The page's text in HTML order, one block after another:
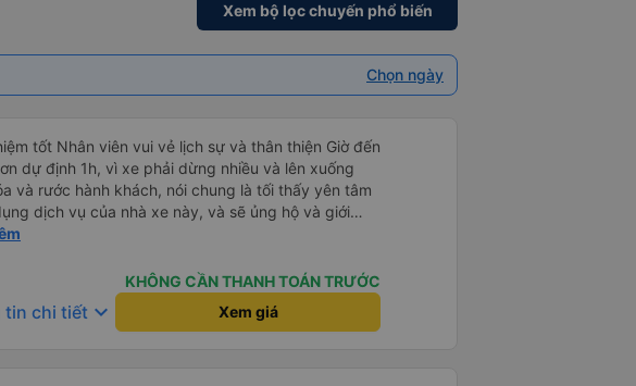
Xem bộ lọc chuyến phổ biến
Chọn ngày
tốt Nhân viên vui vẻ lịch sự và thân thiện Giờ đến
dự định 1h, vì xe phải dừng nhiều và lên xuống
và rước hành khách, nói chung là tối thấy yên tâm
dịch vụ của nhà xe này, và sẽ ủng hộ và giới
người thân sử dụng dịch vụ của nhà xe này
KHÔNG CẦN THANH TOÁN TRƯỚC
tin chi tiết keyboard_arrow_down Xem giá